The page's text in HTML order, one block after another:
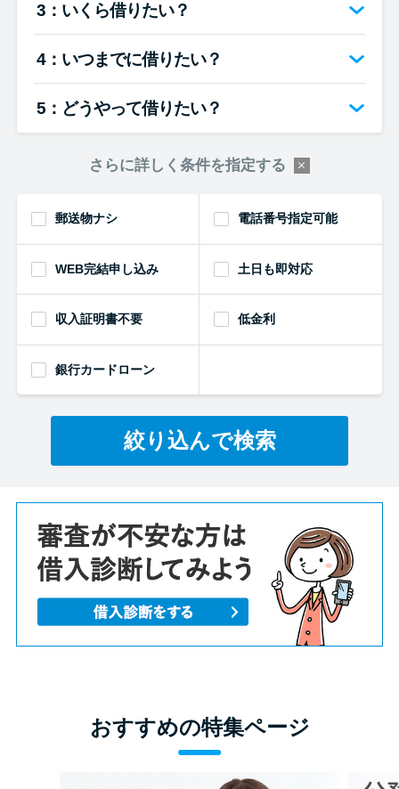
3：いくら借りたい？
4：いつまでに借りたい？
5：どうやって借りたい？
さらに詳しく条件を指定する
郵送物ナシ 電話番号指定可能
WEB完結申し込み 土日も即対応
収入証明書不要 低金利
銀行カードローン
絞り込んで検索
おすすめの特集ページ